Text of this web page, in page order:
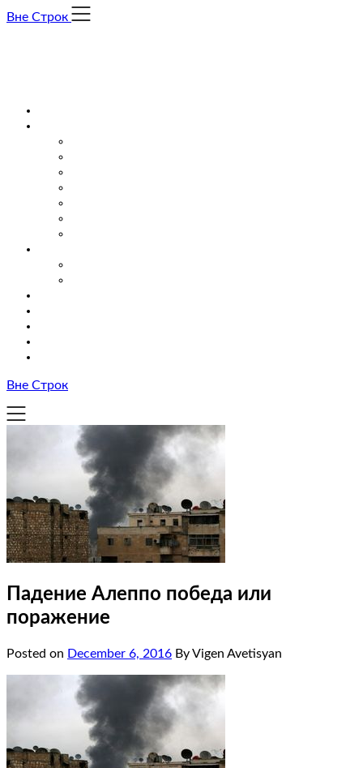
Skip
Вне Строк
Вне Строк
Падение Алеппо победа или
поражение
Posted on December 6, 2016 By Vigen Avetisyan